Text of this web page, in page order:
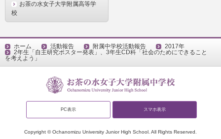
お茶の水女子大学附属高等学
校
ホーム 活動報告 附属中学校活動報告
2017年
2年生「自主研究ポスター発表」、3年生CD科「社会のためにできること
を考えよう」
PC表示 スマホ表示
Copyright © Ochanomizu University Junior High School. All Rights Reserved.